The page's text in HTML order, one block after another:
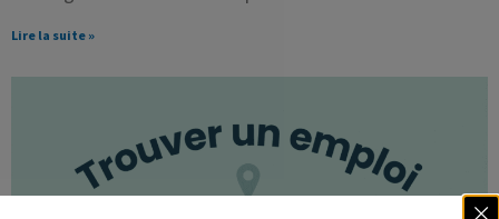
Lire la suite »